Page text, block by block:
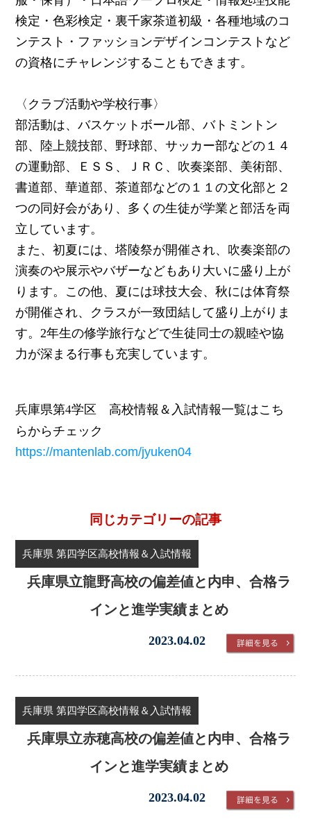
検定・色彩検定・裏千家茶道初級・各種地域のコ
ンテスト・ファッションデザインコンテストなど
の資格にチャレンジすることもできます。
〈クラブ活動や学校行事〉
部活動は、バスケットボール部、バトミントン
部、陸上競技部、野球部、サッカー部などの１４
の運動部、ＥＳＳ、ＪＲＣ、吹奏楽部、美術部、
書道部、華道部、茶道部などの１１の文化部と２
つの同好会があり、多くの生徒が学業と部活を両
立しています。
また、初夏には、塔陵祭が開催され、吹奏楽部の
演奏のや展示やバザーなどもあり大いに盛り上が
ります。この他、夏には球技大会、秋には体育祭
が開催され、クラスが一致団結して盛り上がりま
す。2年生の修学旅行などで生徒同士の親睦や協
力が深まる行事も充実しています。
兵庫県第4学区 高校情報＆入試情報一覧はこち
らからチェック
https://mantenlab.com/jyuken04
同じカテゴリーの記事
兵庫県 第四学区高校情報＆入試情報
兵庫県立龍野高校の偏差値と内申、合格ラ
インと進学実績まとめ
2023.04.02
兵庫県 第四学区高校情報＆入試情報
兵庫県立赤穂高校の偏差値と内申、合格ラ
インと進学実績まとめ
2023.04.02